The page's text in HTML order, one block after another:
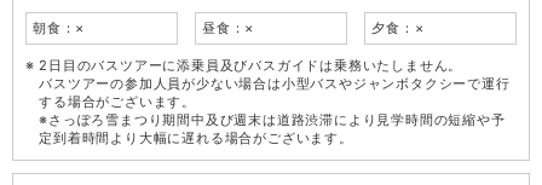
朝食：× 昼食：× 夕食：×
2日目のバスツアーに添乗員及びバスガイドは乗務いたしません。
バスツアーの参加人員が少ない場合は小型バスやジャンボタクシーで運行
する場合がございます。
※さっぽろ雪まつり期間中及び週末は道路渋滞により見学時間の短縮や予
定到着時間より大幅に遅れる場合がございます。